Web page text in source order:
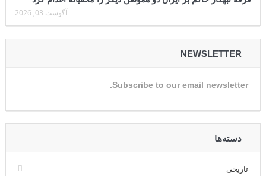
آگوست 03, 2026
NEWSLETTER
Subscribe to our email newsletter.
دسته‌ها
تاریخی